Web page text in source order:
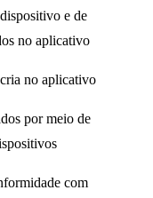
e de
no aplicativo
no aplicativo
por meio de
com